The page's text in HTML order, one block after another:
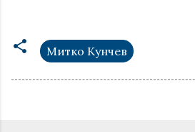
Митко Кунчев